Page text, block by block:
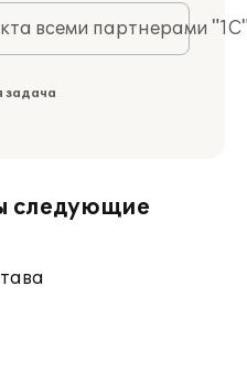
всеми партнерами
задача
следующие